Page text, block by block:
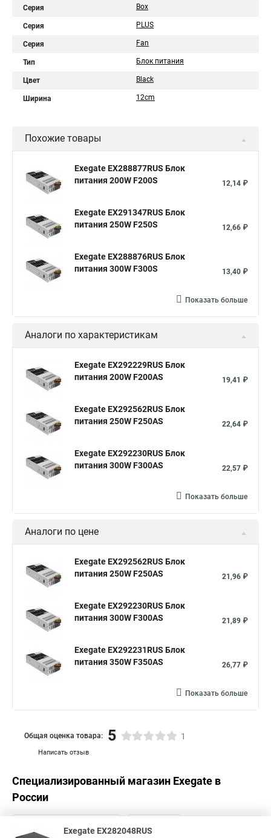
Серия Box
Серия PLUS
Серия Fan
Тип Блок питания
Цвет Black
Ширина 12cm
Похожие товары
Exegate EX288877RUS Блок
питания 200W F200S
12,14 ₽
Exegate EX291347RUS Блок
питания 250W F250S
12,66 ₽
Exegate EX288876RUS Блок
питания 300W F300S
13,40 ₽
Показать больше
Аналоги по характеристикам
Exegate EX292229RUS Блок
питания 200W F200AS
19,41 ₽
Exegate EX292562RUS Блок
питания 250W F250AS
22,64 ₽
Exegate EX292230RUS Блок
питания 300W F300AS
22,57 ₽
Показать больше
Аналоги по цене
Exegate EX292562RUS Блок
питания 250W F250AS
21,96 ₽
Exegate EX292230RUS Блок
питания 300W F300AS
21,89 ₽
Exegate EX292231RUS Блок
питания 350W F350AS
26,77 ₽
Показать больше
Написать отзыв
Общая оценка товара: 5 1
Специализированный магазин Exegate в
России
Exegate EX282048RUS